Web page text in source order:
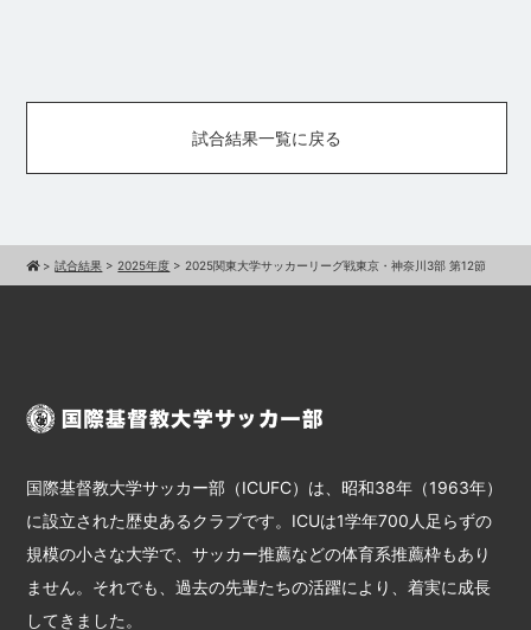
試合結果一覧に戻る
>試合結果 > 2025年度 > 2025関東大学サッカーリーグ戦東京・神奈川3部 第12節
国際基督教大学サッカー部（ICUFC）は、昭和38年（1963年）
に設立された歴史あるクラブです。ICUは1学年700人足らずの
規模の小さな大学で、サッカー推薦などの体育系推薦枠もあり
ません。それでも、過去の先輩たちの活躍により、着実に成長
してきました。